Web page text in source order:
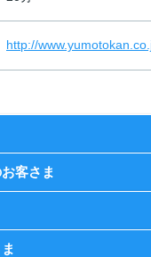
http://
客さま